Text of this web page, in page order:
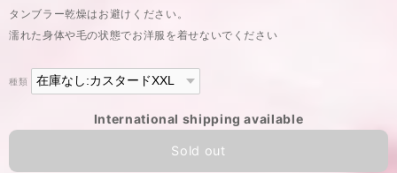
タンブラー乾燥はお避けください。
濡れた身体や毛の状態でお洋服を着せないでください
種類
International shipping available
Sold out